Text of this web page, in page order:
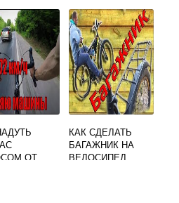
ОТ
КАК СДЕЛАТЬ
БАГАЖНИК НА
ВЕЛОСИПЕД